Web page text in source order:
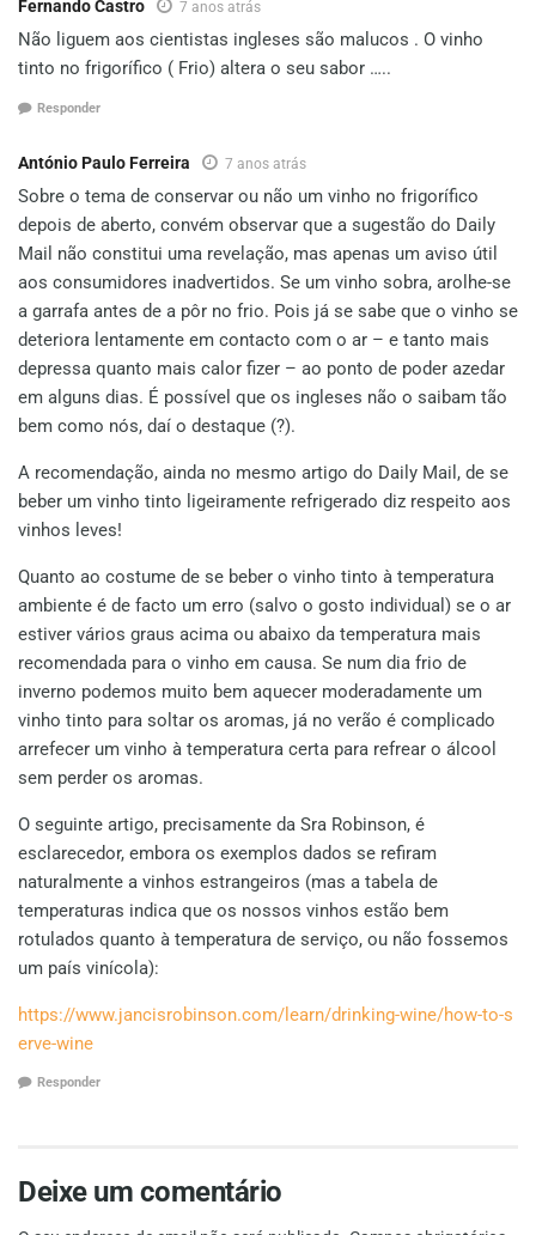
Fernando Castro 7 anos atrás
Não liguem aos cientistas ingleses são malucos . O vinho
tinto no frigorífico ( Frio) altera o seu sabor …..
Responder
António Paulo Ferreira 7 anos atrás
Sobre o tema de conservar ou não um vinho no frigorífico
depois de aberto, convém observar que a sugestão do Daily
Mail não constitui uma revelação, mas apenas um aviso útil
aos consumidores inadvertidos. Se um vinho sobra, arolhe-se
a garrafa antes de a pôr no frio. Pois já se sabe que o vinho se
deteriora lentamente em contacto com o ar – e tanto mais
depressa quanto mais calor fizer – ao ponto de poder azedar
em alguns dias. É possível que os ingleses não o saibam tão
bem como nós, daí o destaque (?).
A recomendação, ainda no mesmo artigo do Daily Mail, de se
beber um vinho tinto ligeiramente refrigerado diz respeito aos
vinhos leves!
Quanto ao costume de se beber o vinho tinto à temperatura
ambiente é de facto um erro (salvo o gosto individual) se o ar
estiver vários graus acima ou abaixo da temperatura mais
recomendada para o vinho em causa. Se num dia frio de
inverno podemos muito bem aquecer moderadamente um
vinho tinto para soltar os aromas, já no verão é complicado
arrefecer um vinho à temperatura certa para refrear o álcool
sem perder os aromas.
O seguinte artigo, precisamente da Sra Robinson, é
esclarecedor, embora os exemplos dados se refiram
naturalmente a vinhos estrangeiros (mas a tabela de
temperaturas indica que os nossos vinhos estão bem
rotulados quanto à temperatura de serviço, ou não fossemos
um país vinícola):
https://www.jancisrobinson.com/learn/drinking-wine/how-to-s
erve-wine
Responder
Deixe um comentário